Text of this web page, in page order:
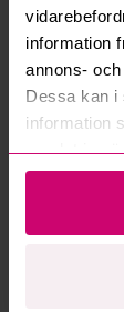
information
annons-
Dessa kan i
information
samlat in
Mer från